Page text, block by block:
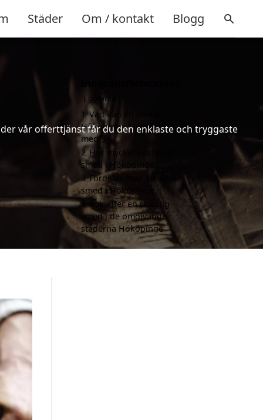
Städer Om / kontakt Blogg
vår offerttjänst får du den enklaste och tryggaste
gömma
1 Vad kan en smed i
Hököpinge hjälpa till
med?
2 Hur mycket kostar en
smed i Hököpinge?
3 Fördelar med att välja
smed i Hököpinge
Sök efter en skicklig
smed i de omgivande
städerna Hököpinge